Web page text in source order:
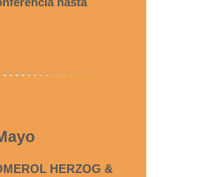
HERZOG &